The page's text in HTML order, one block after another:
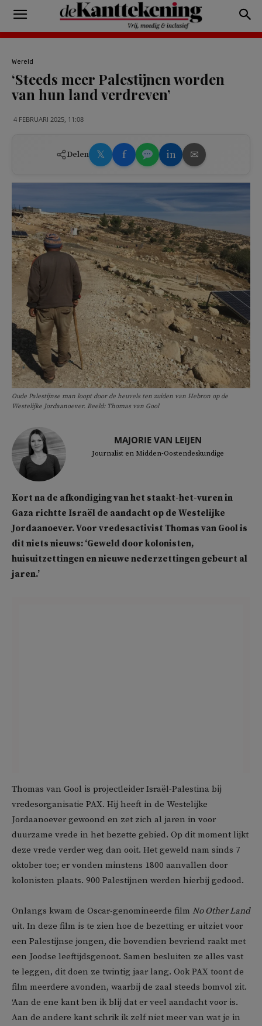
Wereld
‘Steeds meer Palestijnen worden
van hun land verdreven’
4 FEBRUARI 2025, 11:08
Delen 𝕏 f in ✉
Oude Palestijnse man loopt door de heuvels ten zuiden van Hebron op de
Westelijke Jordaanoever. Beeld: Thomas van Gool
MAJORIE VAN LEIJEN
Journalist en Midden-Oostendeskundige
Kort na de afkondiging van het staakt-het-vuren in
Gaza richtte Israël de aandacht op de Westelijke
Jordaanoever. Voor vredesactivist Thomas van Gool is
dit niets nieuws: ‘Geweld door kolonisten,
huisuitzettingen en nieuwe nederzettingen gebeurt al
jaren.’
Thomas van Gool is projectleider Israël-Palestina bij
vredesorganisatie PAX. Hij heeft in de Westelijke
Jordaanoever gewoond en zet zich al jaren in voor
duurzame vrede in het bezette gebied. Op dit moment lijkt
deze vrede verder weg dan ooit. Het geweld nam sinds 7
oktober toe; er vonden minstens 1800 aanvallen door
kolonisten plaats. 900 Palestijnen werden hierbij gedood.
Onlangs kwam de Oscar-genomineerde film No Other Land
uit. In deze film is te zien hoe de bezetting er uitziet voor
een Palestijnse jongen, die bovendien bevriend raakt met
een Joodse leeftijdsgenoot. Samen besluiten ze alles vast
te leggen, dit doen ze twintig jaar lang. Ook PAX toont de
film meerdere avonden, waarbij de zaal steeds bomvol zit.
‘Aan de ene kant ben ik blij dat er veel aandacht voor is.
Aan de andere kant schrik ik zelf niet meer van wat je in